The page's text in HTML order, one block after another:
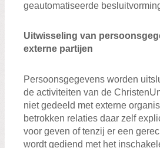
geautomatiseerde
Uitwisseling van
externe partijen
Persoonsgegevens worden
de activiteiten van de
niet gedeeld met externe
betrokken relaties daar zelf
voor geven of tenzij er een
wordt gediend met het